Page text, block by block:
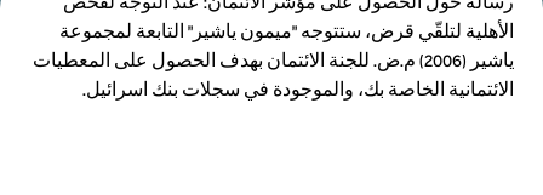
رسالة حول الحصول على مؤشر الائتمان: عند التوجه لفحص
الأهلية لتلقّي قرض، ستتوجه ״ميمون ياشير״ التابعة لمجموعة
ياشير (2006) م.ض. للجنة الائتمان بهدف الحصول على المعطيات
الائتمانية الخاصة بك، والموجودة في سجلات بنك اسرائيل.